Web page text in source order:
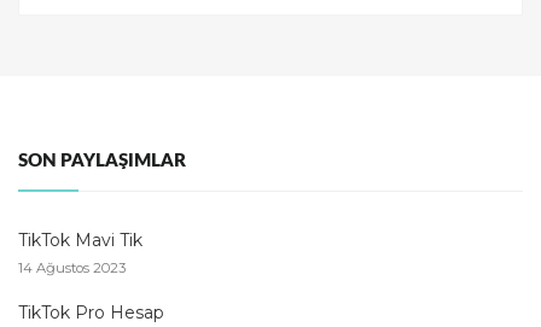
SON PAYLAŞIMLAR
TikTok Mavi Tik
14 Ağustos 2023
TikTok Pro Hesap